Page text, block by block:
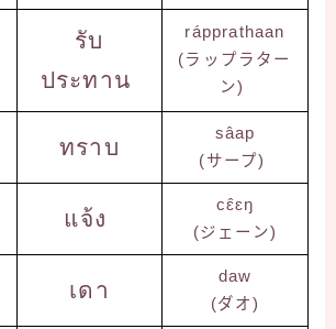
รับ
ประทาน
rápprathaan
(ラップラター
ン)
ทราบ
sâap
(サープ)
แจ้ง
cɛ̂ɛŋ
(ジェーン)
เดา
daw
(ダオ)